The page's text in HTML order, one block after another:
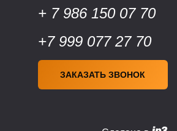
+ 7 986 150 07 70
+7 999 077 27 70
ЗАКАЗАТЬ ЗВОНОК